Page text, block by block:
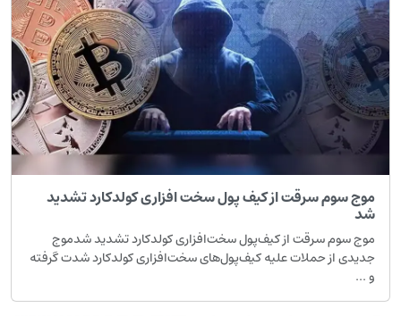
سوم سرقت از کیف پول سخت افزاری کولدکارد تشدید
سوم سرقت از کیف‌پول سخت‌افزاری کولدکارد تشدید شدموج
از حملات علیه کیف‌پول‌های سخت‌افزاری کولدکارد شدت گرفته